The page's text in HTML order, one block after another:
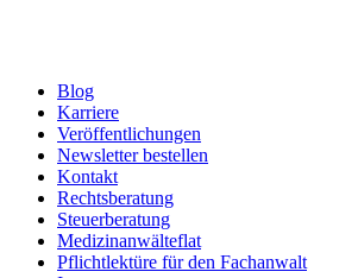
Blog
Karriere
Veröffentlichungen
Newsletter bestellen
Kontakt
Rechtsberatung
Steuerberatung
Medizinanwälteflat
Pflichtlektüre für den Fachanwalt